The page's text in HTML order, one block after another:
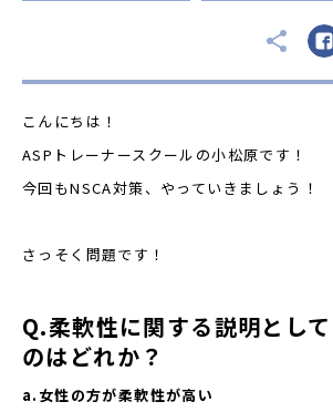
こんにちは！
ASPトレーナースクールの小松原です！
今回もNSCA対策、やっていきましょう！
さっそく問題です！
Q.柔軟性に関する説明とし
のはどれか？
a.女性の方が柔軟性が高い